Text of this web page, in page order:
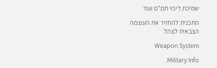
שמיכת דיכוי תמ"ס ועוד
התכנית להחזיר את העוצמה
הצבאית לצהל
Weapon System
Military Info.
means fighting in...
בנוסף לחטיבות הטנקים